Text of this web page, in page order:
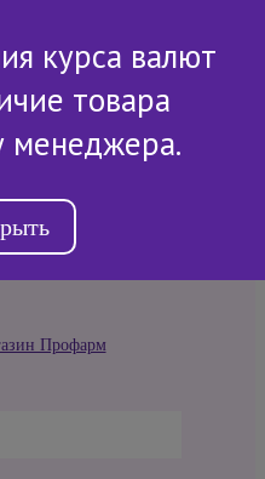
507-607
курса валют
товара
менеджера.